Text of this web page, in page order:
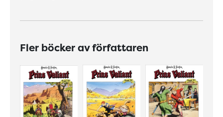
Fler böcker av författaren